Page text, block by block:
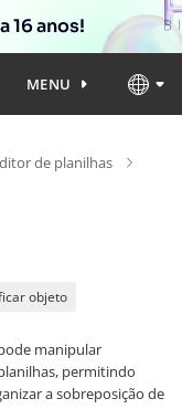
16 anos!
MENU
de planilhas
objeto
manipular
permitindo
a sobreposição de